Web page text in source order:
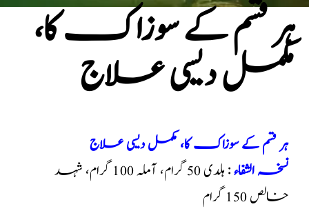
ہر قسم کے سوزاک کا،
مکمل دیسی علاج
ہر قسم کے سوزاک کا، مکمل دیسی علاج
نسخہ الشفاء
: ہلدی 50 گرام، آملہ 100 گرام، شہد
خالص 150 گرام